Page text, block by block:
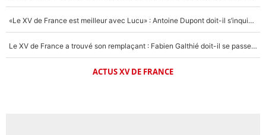
«Le XV de France est meilleur avec Lucu» : Antoine Dupont doit-il s’inquiéter pour sa place ?
Le XV de France a trouvé son remplaçant : Fabien Galthié doit-il se passer d'Antoine Dupont ?
ACTUS XV DE FRANCE